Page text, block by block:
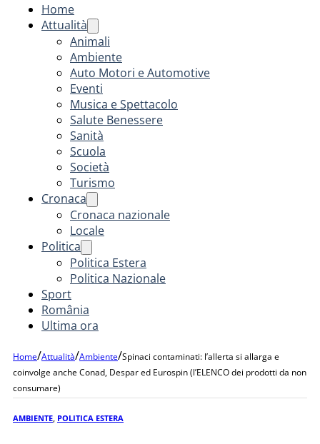
Home
Attualità
Animali
Ambiente
Auto Motori e Automotive
Eventi
Musica e Spettacolo
Salute Benessere
Sanità
Scuola
Società
Turismo
Cronaca
Cronaca nazionale
Locale
Politica
Politica Estera
Politica Nazionale
Sport
România
Ultima ora
Home/Attualità/Ambiente/Spinaci contaminati: l’allerta si allarga e
coinvolge anche Conad, Despar ed Eurospin (l’ELENCO dei prodotti da non
consumare)
AMBIENTE POLITICA ESTERA